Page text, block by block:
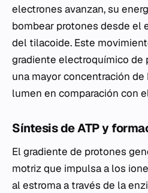
electrones avanzan, su
bombear protones desde el
del tilacoide. Este
gradiente electroquímico de
una mayor concentración
lumen en comparación con
Síntesis de ATP y
El gradiente de protones
motriz que impulsa a los
al estroma a través de la